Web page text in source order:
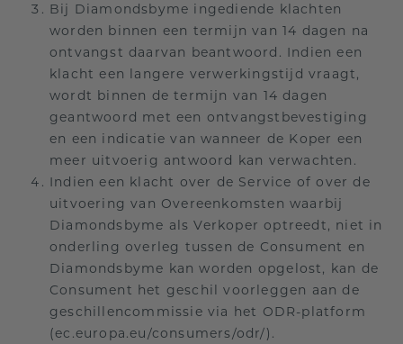
Bij Diamondsbyme ingediende klachten
worden binnen een termijn van 14 dagen na
ontvangst daarvan beantwoord. Indien een
klacht een langere verwerkingstijd vraagt,
wordt binnen de termijn van 14 dagen
geantwoord met een ontvangstbevestiging
en een indicatie van wanneer de Koper een
meer uitvoerig antwoord kan verwachten.
Indien een klacht over de Service of over de
uitvoering van Overeenkomsten waarbij
Diamondsbyme als Verkoper optreedt, niet in
onderling overleg tussen de Consument en
Diamondsbyme kan worden opgelost, kan de
Consument het geschil voorleggen aan de
geschillencommissie via het ODR-platform
(ec.europa.eu/consumers/odr/).